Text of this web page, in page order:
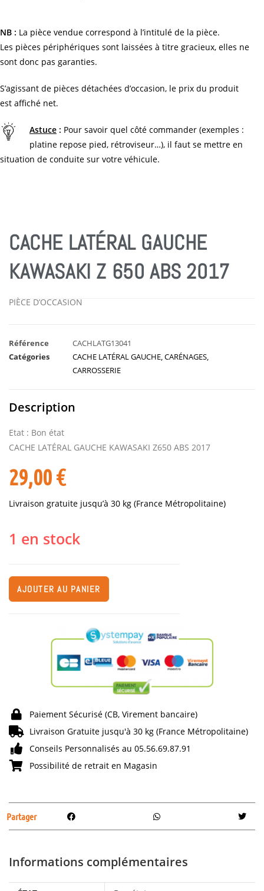
NB : La pièce vendue correspond à l’intitulé de la pièce.
Les pièces périphériques sont laissées à titre gracieux, elles ne
sont donc pas garanties.
S’agissant de pièces détachées d’occasion, le prix du produit
est affiché net.
Astuce : Pour savoir quel côté commander (exemples :
platine repose pied, rétroviseur…), il faut se mettre en
situation de conduite sur votre véhicule.
CACHE LATÉRAL GAUCHE
KAWASAKI Z 650 ABS 2017
PIÈCE D’OCCASION
Référence
CACHLATG13041
Catégories
CACHE LATÉRAL GAUCHE CARÉNAGES
CARROSSERIE
Description
Etat : Bon état
CACHE LATÉRAL GAUCHE KAWASAKI Z650 ABS 2017
29,00€
Livraison gratuite jusqu’à 30 kg (France Métropolitaine)
1 en stock
AJOUTER AU PANIER
Paiement Sécurisé (CB, Virement bancaire)
Livraison Gratuite jusqu'à 30 kg (France Métropolitaine)
Conseils Personnalisés au 05.56.69.87.91
Possibilité de retrait en Magasin
Partager
Informations complémentaires